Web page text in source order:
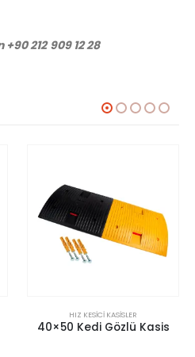
+90 212 909 12 28
HIZ KESICI KASISLER
40×50 Kedi Gözlü Kasis